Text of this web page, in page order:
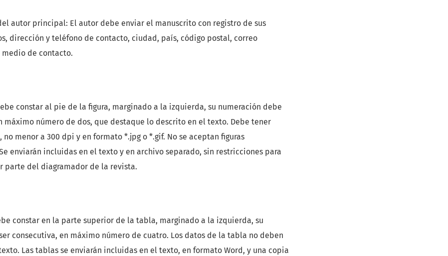
autor principal: El autor debe enviar el manuscrito con registro de sus
dirección y teléfono de contacto, ciudad, país, código postal, correo
de contacto.
constar al pie de la figura, marginado a la izquierda, su numeración debe
máximo número de dos, que destaque lo descrito en el texto. Debe tener
menor a 300 dpi y en formato *.jpg o *.gif. No se aceptan figuras
enviarán incluidas en el texto y en archivo separado, sin restricciones para
parte del diagramador de la revista.
constar en la parte superior de la tabla, marginado a la izquierda, su
consecutiva, en máximo número de cuatro. Los datos de la tabla no deben
Las tablas se enviarán incluidas en el texto, en formato Word, y una copia